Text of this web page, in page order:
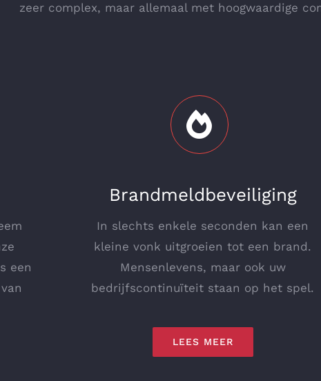
zeer complex, maar allemaal met hoogwaardige
een
Brandmeldbeveiliging
In slechts enkele seconden kan een
kleine vonk uitgroeien tot een brand.
Mensenlevens, maar ook uw
bedrijfscontinuïteit staan op het spel.
LEES MEER